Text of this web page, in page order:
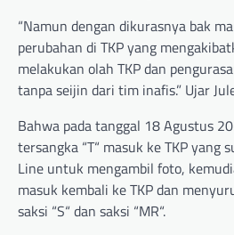
“Namun dengan dikurasnya bak
perubahan di TKP yang
melakukan olah TKP dan
tanpa seijin dari tim inafis.” Ujar
Bahwa pada tanggal 18 Agustus
tersangka “T“ masuk ke TKP yang
Line untuk mengambil foto,
masuk kembali ke TKP dan
saksi “S“ dan saksi “MR“.